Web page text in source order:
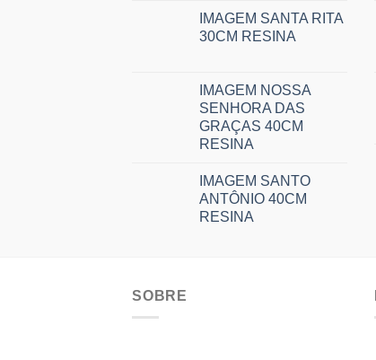
IMAGEM SANTA RITA
30CM RESINA
IMAGEM NOSSA
SENHORA DAS
GRAÇAS 40CM
RESINA
IMAGEM SANTO
ANTÔNIO 40CM
RESINA
SOBRE